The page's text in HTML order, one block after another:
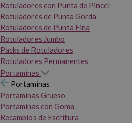
Rotuladores con Punta de Pincel
Rotuladores de Punta Gorda
Rotuladores de Punta Fina
Rotuladores Jumbo
Packs de Rotuladores
Rotuladores Permanentes
Portaminas
Portaminas
Portaminas Grueso
Portaminas con Goma
Recambios de Escritura